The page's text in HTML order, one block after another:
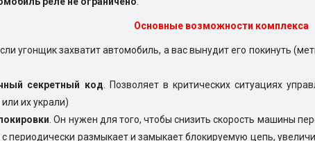
Основные возможности комплекса
угонщик захватит автомобиль, а вас вынудит его покинуть
секретный код . Позволяет в критических ситуациях
их украли)
. Он нужен для того, чтобы снизить скорость машины
периодически размыкает и замыкает блокируемую цепь,